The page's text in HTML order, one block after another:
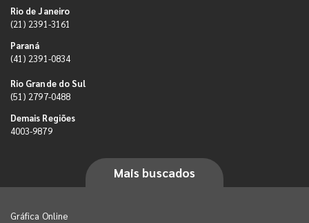
Rio de Janeiro
(21) 2391-3161
Paraná
(41) 2391-0834
Rio Grande do Sul
(51) 2797-0488
Demais Regiões
4003-9879
Mais buscados
Gráfica Online